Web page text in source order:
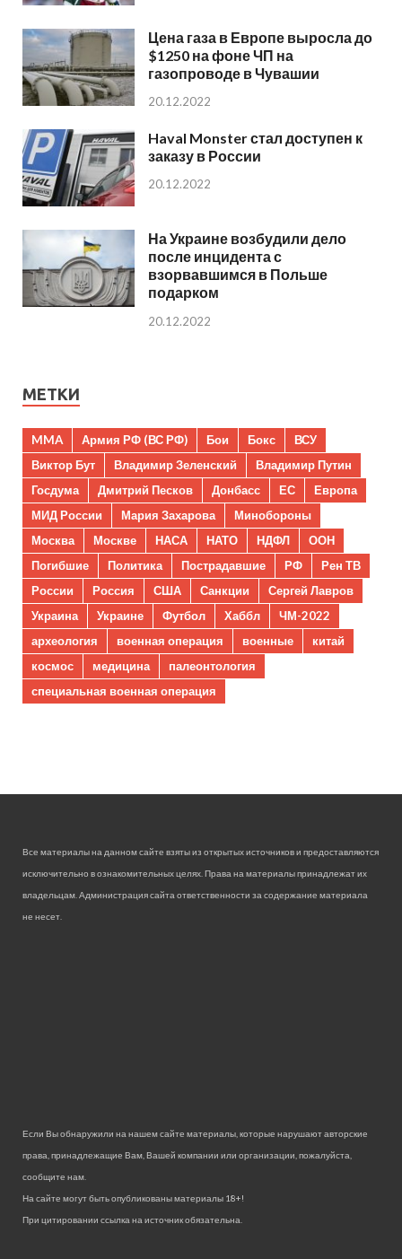
Цена газа в Европе выросла до
$1250 на фоне ЧП на
газопроводе в Чувашии
20.12.2022
Haval Monster стал доступен к
заказу в России
20.12.2022
На Украине возбудили дело
после инцидента с
взорвавшимся в Польше
подарком
20.12.2022
МЕТКИ
MMA Армия РФ (ВС РФ) Бои Бокс
ВСУ
Виктор Бут
Владимир Зеленский
Владимир Путин
Госдума
Дмитрий Песков Донбасс ЕС
Европа
МИД России
Мария Захарова
Минобороны
Москва
Москве НАСА НАТО НДФЛ
ООН
Погибшие
Политика Пострадавшие РФ
Рен ТВ
России
Россия США Санкции
Сергей Лавров
Украина
Украине Футбол Хаббл
ЧМ-2022
археология
военная операция военные
китай
космос
медицина
палеонтология
специальная военная операция
Все материалы на данном сайте взяты из открытых источников и предоставляются
исключительно в ознакомительных целях. Права на материалы принадлежат их
владельцам. Администрация сайта ответственности за содержание материала
не несет.
Если Вы обнаружили на нашем сайте материалы, которые нарушают авторские
права, принадлежащие Вам, Вашей компании или организации, пожалуйста,
сообщите нам.
На сайте могут быть опубликованы материалы 18+!
При цитировании ссылка на источник обязательна.